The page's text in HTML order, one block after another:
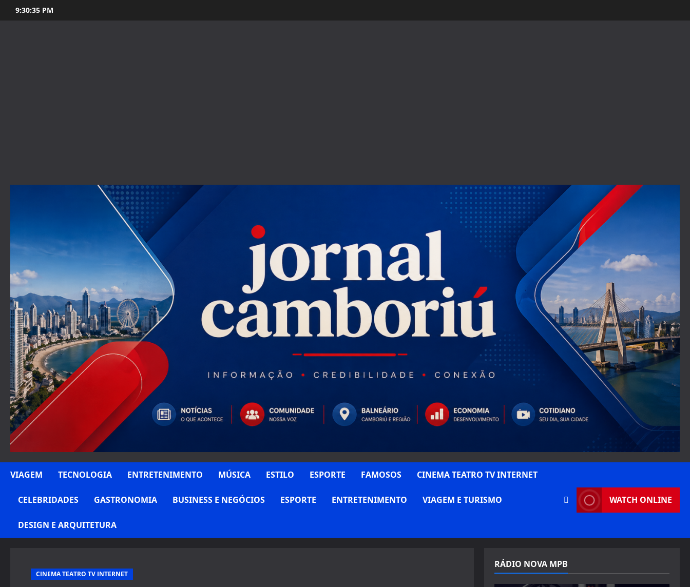
to
9:30:36 PM
VIAGEM TECNOLOGIA ENTRETENIMENTO MÚSICA ESTILO ESPORTE FAMOSOS CINEMA TEATRO TV INTERNET
CELEBRIDADES GASTRONOMIA BUSINESS E NEGÓCIOS ESPORTE ENTRETENIMENTO VIAGEM E TURISMO
DESIGN E ARQUITETURA
WATCH ONLINE
CINEMA TEATRO TV INTERNET
RÁDIO NOVA MPB